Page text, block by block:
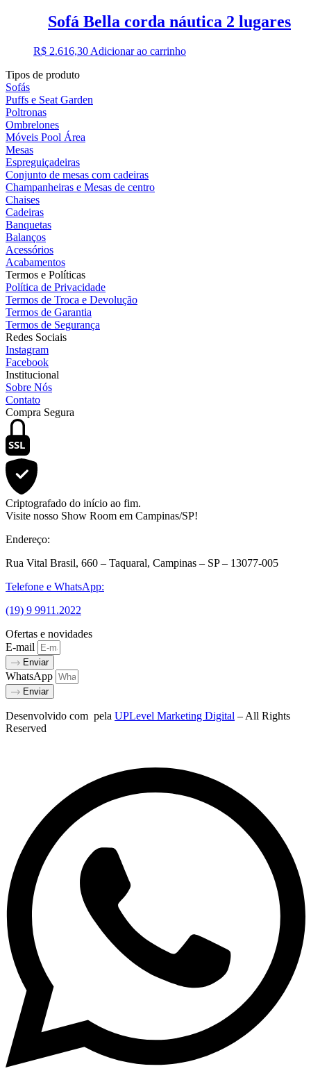
Sofá Bella corda náutica 2 lugares
R$ 2.616,30 Adicionar ao carrinho
Tipos de produto
Sofás
Puffs e Seat Garden
Poltronas
Ombrelones
Móveis Pool Área
Mesas
Espreguiçadeiras
Conjunto de mesas com cadeiras
Champanheiras e Mesas de centro
Chaises
Cadeiras
Banquetas
Balanços
Acessórios
Acabamentos
Termos e Políticas
Política de Privacidade
Termos de Troca e Devolução
Termos de Garantia
Termos de Segurança
Redes Sociais
Instagram
Facebook
Institucional
Sobre Nós
Contato
Compra Segura
SSL
Criptografado do início ao fim.
Visite nosso Show Room em Campinas/SP!
Endereço:
Rua Vital Brasil, 660 – Taquaral, Campinas – SP – 13077-005
Telefone e WhatsApp:
(19) 9 9911.2022
Ofertas e novidades
E-mail
Enviar
WhatsApp
Enviar
Desenvolvido com pela UPLevel Marketing Digital – All Rights
Reserved